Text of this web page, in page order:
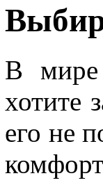
В мире
хотите
его не